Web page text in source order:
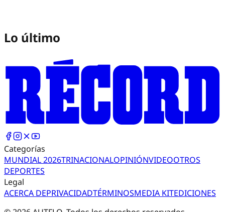
Lo último
Categorías
MUNDIAL 2026TRINACIONALOPINIÓNVIDEOOTROS
DEPORTES
Legal
ACERCA DEPRIVACIDADTÉRMINOSMEDIA KITEDICIONES